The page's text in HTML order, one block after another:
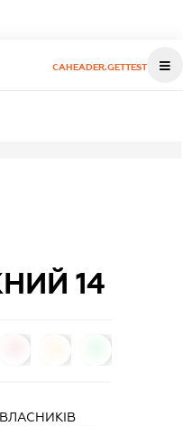
CAHEADER.GETTEST
14